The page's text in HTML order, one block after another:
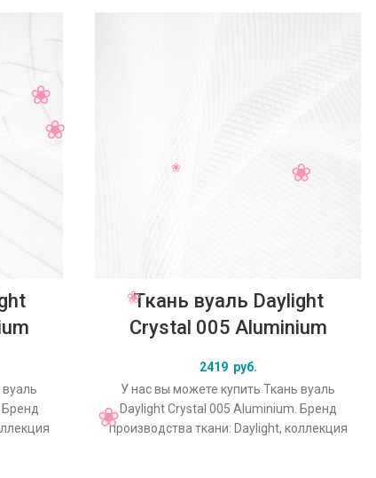
Ткань вуаль Daylight
Crystal 005 Aluminium
2419 руб.
У нас вы можете купить Ткань вуаль
Daylight Crystal 005 Aluminium. Бренд
производства ткани: Daylight, коллекция